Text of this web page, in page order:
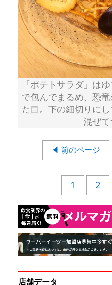
「ポテトサラダ」は
で包んでまるめ、恐
た目。下の細切りに
混ぜ
◀ 前のページ
1 2
店舗データ